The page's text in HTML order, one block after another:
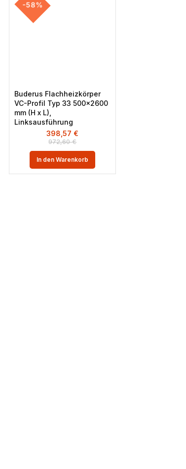
-58%
Buderus Flachheizkörper
VC-Profil Typ 33 500×2600
mm (H x L),
Linksausführung
972,60€
398,57 €
In den Warenkorb